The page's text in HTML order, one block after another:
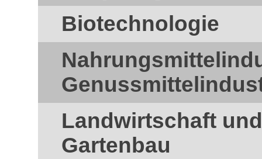
Biotechnologie
Landwirtschaft
Gartenbau